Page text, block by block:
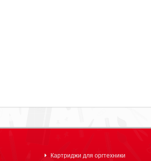
Картриджи для оргтехники